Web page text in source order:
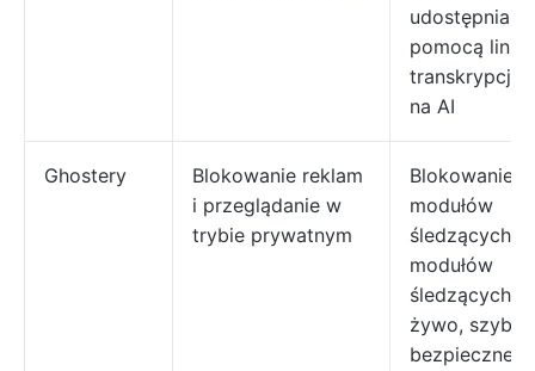
pomocą
transkrypcje
na AI
Ghostery
Blokowanie reklam
i przeglądanie w
trybie prywatnym
Blokowanie
modułów
śledzących,
modułów
śledzących
żywo,
bezpieczne